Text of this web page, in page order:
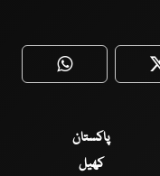
WhatsApp
پاکستان
کھیل